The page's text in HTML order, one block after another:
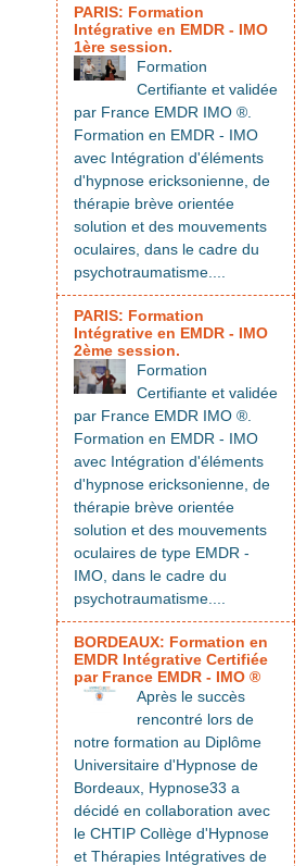
PARIS: Formation
Intégrative en EMDR - IMO
1ère session.
Formation
Certifiante et validée
par France EMDR IMO ®.
Formation en EMDR - IMO
avec Intégration d'éléments
d'hypnose ericksonienne, de
thérapie brève orientée
solution et des mouvements
oculaires, dans le cadre du
psychotraumatisme....
PARIS: Formation
Intégrative en EMDR - IMO
2ème session.
Formation
Certifiante et validée
par France EMDR IMO ®.
Formation en EMDR - IMO
avec Intégration d'éléments
d'hypnose ericksonienne, de
thérapie brève orientée
solution et des mouvements
oculaires de type EMDR -
IMO, dans le cadre du
psychotraumatisme....
BORDEAUX: Formation en
EMDR Intégrative Certifiée
par France EMDR - IMO ®
Après le succès
rencontré lors de
notre formation au Diplôme
Universitaire d'Hypnose de
Bordeaux, Hypnose33 a
décidé en collaboration avec
le CHTIP Collège d'Hypnose
et Thérapies Intégratives de